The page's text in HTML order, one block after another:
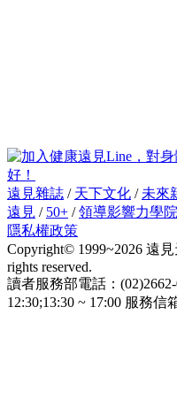
好！
遠見雜誌 / 天下文化 /未來
遠見 / 50+ /領導影響力學院
隱私權政策
Copyright© 1999~2026 遠
rights reserved.
讀者服務部電話：
12:30;13:30 ~ 17:00 服務信